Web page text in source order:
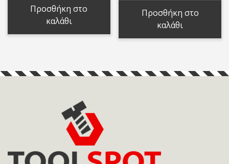
10,00 €.είναι:
Προσθήκη στο
καλάθι
Προσθήκη στο
καλάθι